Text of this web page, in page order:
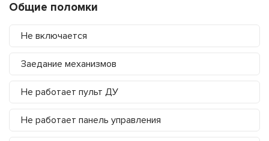
Общие поломки
Не включается
Заедание механизмов
Не работает пульт ДУ
Не работает панель управления